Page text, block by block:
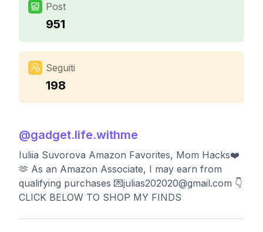
Post
951
Seguiti
198
@gadget.life.withme
Iuliia Suvorova Amazon Favorites, Mom Hacks❤️
🫶 As an Amazon Associate, I may earn from
qualifying purchases 💌julias202020@gmail.com 👇
CLICK BELOW TO SHOP MY FINDS